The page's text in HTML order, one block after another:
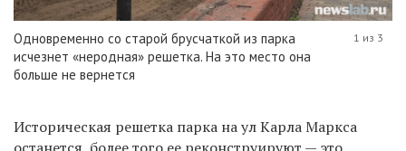
Одновременно со старой брусчаткой из парка
исчезнет «неродная» решетка. На это место она
больше не вернется
1 из 3
Историческая решетка парка на ул Карла Маркса